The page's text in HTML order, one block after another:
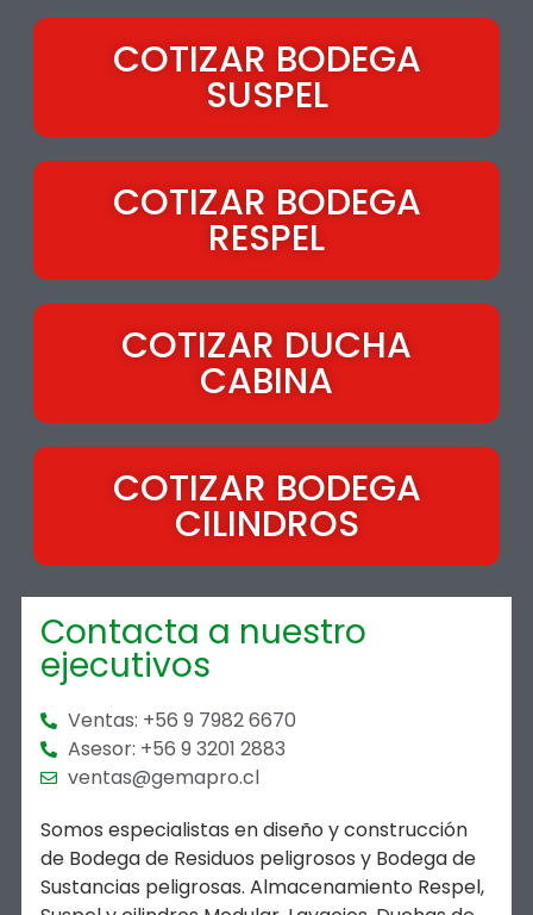
COTIZAR BODEGA
SUSPEL
COTIZAR BODEGA
RESPEL
COTIZAR DUCHA
CABINA
COTIZAR BODEGA
CILINDROS
Contacta a nuestro
ejecutivos
Ventas: +56 9 7982 6670
Asesor: +56 9 3201 2883
ventas@gemapro.cl
Somos especialistas en diseño y construcción
de Bodega de Residuos peligrosos y Bodega de
Sustancias peligrosas. Almacenamiento Respel,